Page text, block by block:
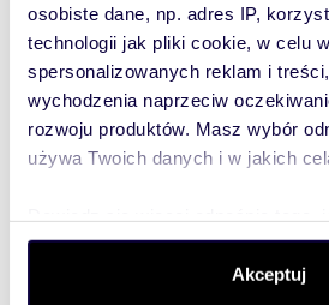
osobiste dane, np. adres IP,
technologii jak pliki cookie, w celu
spersonalizowanych reklam i
wychodzenia naprzeciw
rozwoju produktów. Masz wybór
używa Twoich danych i w jakich
dane są przetwarzane oraz ustaw
. W Deklaracji
Akceptuj
SERDECZNIE POLECAMY!
więcej naszych ofert
www.pryzmatnieruchomosci.pl
Biuro Nieruchomości
tel. 89 674 04 94
kom. 503397360
email: biuro@marzdom.pl
Oferta wysłana z programu dla
nieruchomości ASARI CRM